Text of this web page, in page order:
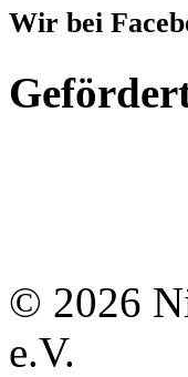
Wir bei
© 2026
e.V.